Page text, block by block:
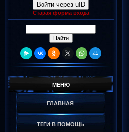
Войти через uID
Старая форма входа
МЕНЮ
ГЛАВНАЯ
ТЕГИ В ПОМОЩЬ